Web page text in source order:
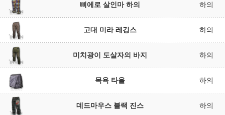
삐에로 살인마 하의 하의
고대 미라 레깅스 하의
미치광이 도살자의 바지 하의
목욕 타올 하의
데드마우스 블랙 진스 하의